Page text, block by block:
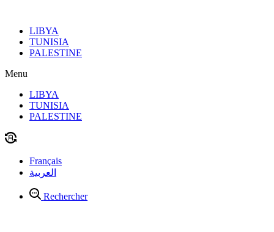
contenuLIBYA
TUNISIA
PALESTINE
Menu
LIBYA
TUNISIA
PALESTINE
Français
العربية
Rechercher